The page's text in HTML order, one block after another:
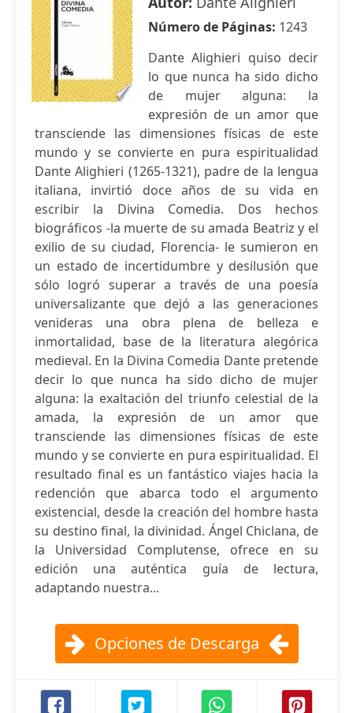
Número de Páginas: 1243
Dante Alighieri quiso decir
lo que nunca ha sido dicho
de mujer alguna: la
expresión de un amor que
transciende las dimensiones físicas de este
mundo y se convierte en pura espiritualidad
Dante Alighieri (1265-1321), padre de la lengua
italiana, invirtió doce años de su vida en
escribir la Divina Comedia. Dos hechos
biográficos -la muerte de su amada Beatriz y el
exilio de su ciudad, Florencia- le sumieron en
un estado de incertidumbre y desilusión que
sólo logró superar a través de una poesía
universalizante que dejó a las generaciones
venideras una obra plena de belleza e
inmortalidad, base de la literatura alegórica
medieval. En la Divina Comedia Dante pretende
decir lo que nunca ha sido dicho de mujer
alguna: la exaltación del triunfo celestial de la
amada, la expresión de un amor que
transciende las dimensiones físicas de este
mundo y se convierte en pura espiritualidad. El
resultado final es un fantástico viajes hacia la
redención que abarca todo el argumento
existencial, desde la creación del hombre hasta
su destino final, la divinidad. Ángel Chiclana, de
la Universidad Complutense, ofrece en su
edición una auténtica guía de lectura,
adaptando nuestra...
Opciones de Descarga